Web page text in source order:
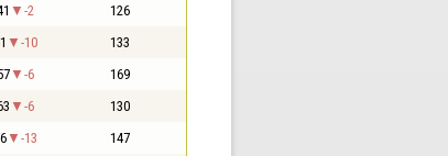
-2 126
-10 133
-6 169
-6 130
-13 147